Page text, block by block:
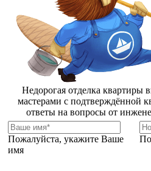
Недорогая отделка квартиры
мастерами с подтверждённой
ответы на вопросы от
Пожалуйста, укажите Ваше
имя